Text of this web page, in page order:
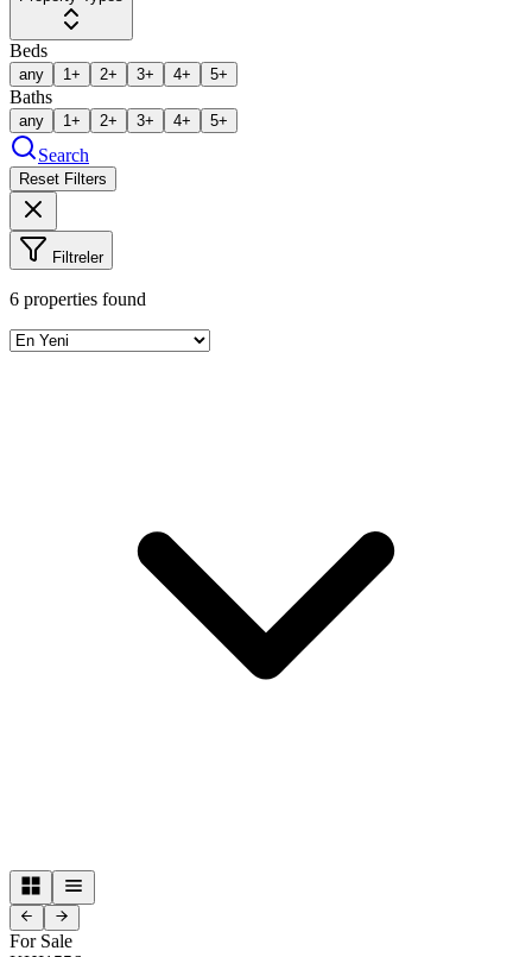
Beds
any 1+ 2+ 3+ 4+ 5+
Baths
any 1+ 2+ 3+ 4+ 5+
Search
Reset Filters
Filtreler
6 properties found
For Sale